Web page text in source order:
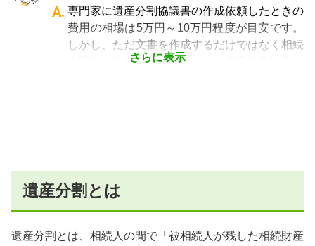
が可能です。専門家選びでお困りの方は、まず
は一括見積依頼からお問合せください。
議書の作成だけを頼みたいというケースでは行
政書士に依頼するのがベストでしょう。また、
遺産分割でトラブルが起きているなら弁護士に
頼むのがよいでしょう。
さらに表示
A. 専門家に遺産分割協議書の作成依頼したときの
費用の相場は5万円～10万円程度が目安です。
しかし、ただ文書を作成するだけではなく相続
人調査や相続財産の調査など、遺産分割協議に
遺産分割とは
遺産分割とは、相続人の間で「被相続人が残した相続財産